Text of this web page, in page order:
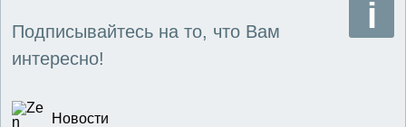
Подписывайтесь на то, что Вам
интересно!
Новости